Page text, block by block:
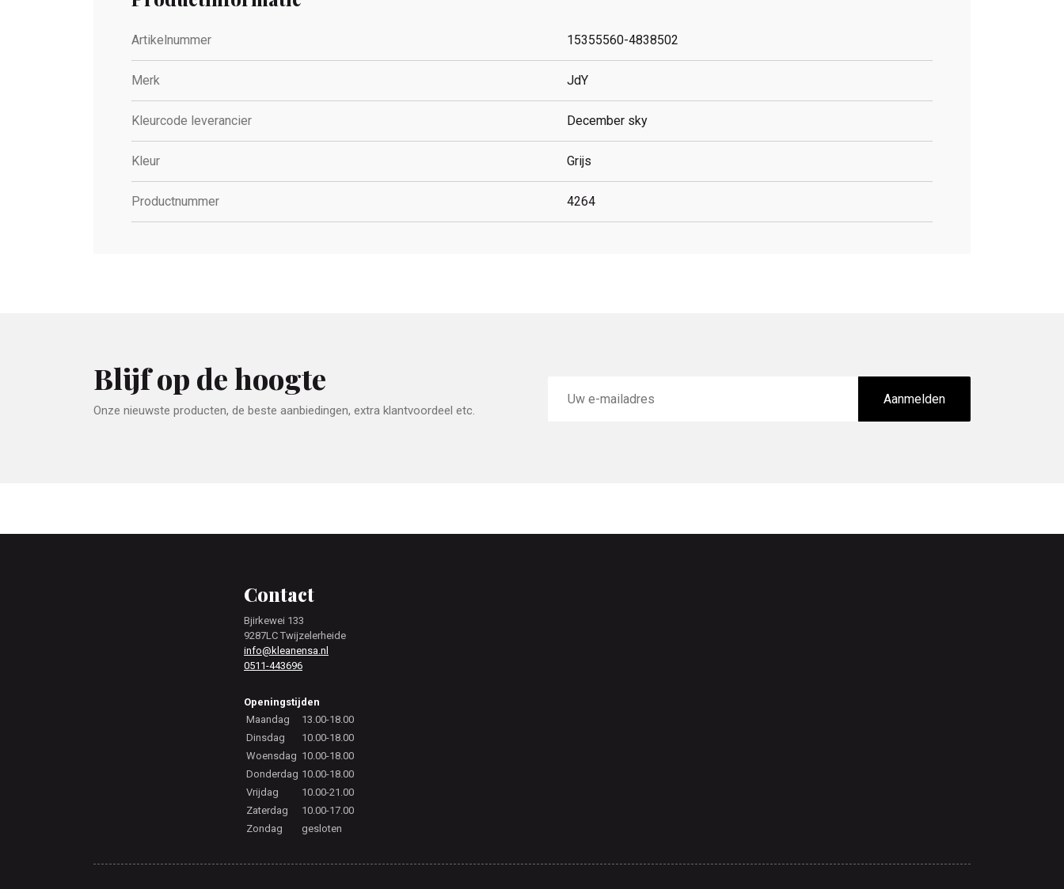
Artikelnummer 15355560-4838502
Merk JdY
Kleurcode leverancier December sky
Kleur Grijs
Productnummer 4264
Blijf op de hoogte
Onze nieuwste producten, de beste aanbiedingen, extra klantvoordeel etc.
mailadres
Aanmelden
Contact
Bjirkewei 133
9287LC Twijzelerheide
info@kleanensa.nl
0511-443696
Openingstijden
Maandag
13.00-18.00
Dinsdag
10.00-18.00
Woensdag 10.00-18.00
Donderdag 10.00-18.00
Vrijdag
10.00-21.00
Zaterdag
10.00-17.00
Zondag
gesloten